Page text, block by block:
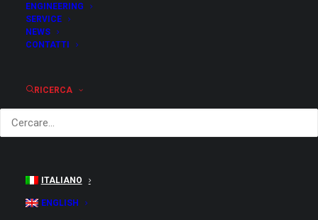
ENGINEERING
SERVICE
NEWS
CONTATTI
RICERCA
ITALIANO
ENGLISH
2022 Marks FMT’s 25th Anniversary